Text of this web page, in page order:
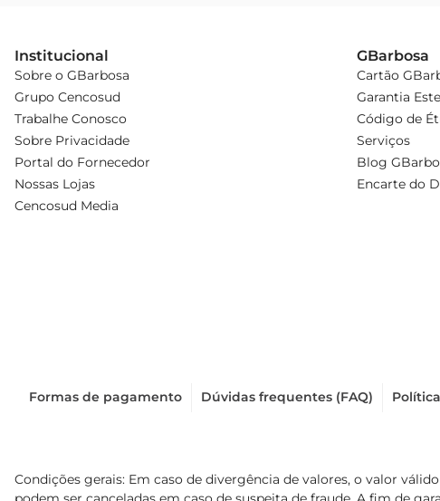
Institucional
Sobre o GBarbosa
Grupo Cencosud
Trabalhe Conosco
Sobre Privacidade
Portal do Fornecedor
Nossas Lojas
Cencosud Media
GBarbosa
Cartão
Garantia
Código de
Serviços
Blog
Encarte do
Formas de pagamento Dúvidas frequentes (FAQ)
Condições gerais: Em caso de divergência de valores, o valor